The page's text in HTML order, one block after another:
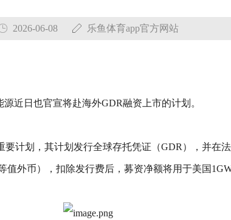
2026-06-08 乐鱼体育app官方网站
近日也官宣将赴海外GDR融资上市的计划。
计划，其计划发行全球存托凭证（GDR），并在
外币），扣除发行费后，募资净额将用于美国